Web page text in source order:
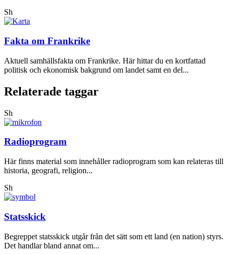
Sh
Fakta om Frankrike
Aktuell samhällsfakta om Frankrike. Här hittar du en kortfattad
politisk och ekonomisk bakgrund om landet samt en del...
Relaterade taggar
Sh
Radioprogram
Här finns material som innehåller radioprogram som kan relateras till
historia, geografi, religion...
Sh
Statsskick
Begreppet statsskick utgår från det sätt som ett land (en nation) styrs.
Det handlar bland annat om...